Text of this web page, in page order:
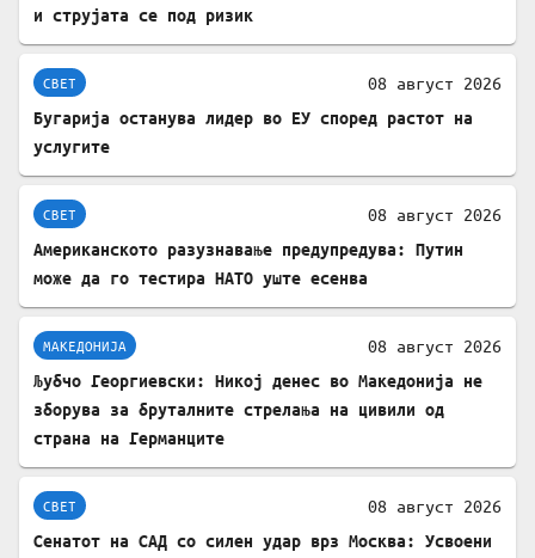
и струјата се под ризик
СВЕТ 08 август 2026
Бугарија останува лидер во ЕУ според растот на
услугите
СВЕТ 08 август 2026
Американското разузнавање предупредува: Путин
може да го тестира НАТО уште есенва
МАКЕДОНИЈА 08 август 2026
Љубчо Георгиевски: Никој денес во Македонија не
зборува за бруталните стрелања на цивили од
страна на Германците
СВЕТ 08 август 2026
Сенатот на САД со силен удар врз Москва: Усвоени